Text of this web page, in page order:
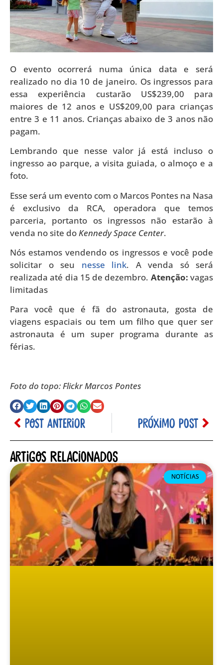
O evento ocorrerá numa única data e será
realizado no dia 10 de janeiro. Os ingressos para
essa experiência custarão US$239,00 para
maiores de 12 anos e US$209,00 para crianças
entre 3 e 11 anos. Crianças abaixo de 3 anos não
pagam.
Lembrando que nesse valor já está incluso o
ingresso ao parque, a visita guiada, o almoço e a
foto.
Esse será um evento com o Marcos Pontes na Nasa
é exclusivo da RCA, operadora que temos
parceria, portanto os ingressos não estarão à
venda no site do Kennedy Space Center.
Nós estamos vendendo os ingressos e você pode
solicitar o seu nesse link. A venda só será
realizada até dia 15 de dezembro. Atenção: vagas
limitadas
Para você que é fã do astronauta, gosta de
viagens espaciais ou tem um filho que quer ser
astronauta é um super programa durante as
férias.
Foto do topo: Flickr Marcos Pontes
POST ANTERIOR PRÓXIMO POST
Artigos relacionados
NOTÍCIAS